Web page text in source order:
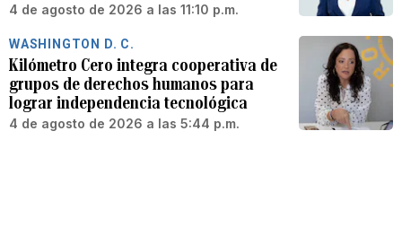
4 de agosto de 2026 a las 11:10 p.m.
WASHINGTON D. C.
Kilómetro Cero integra cooperativa de
grupos de derechos humanos para
lograr independencia tecnológica
4 de agosto de 2026 a las 5:44 p.m.